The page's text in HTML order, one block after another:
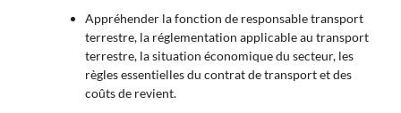
Appréhender la fonction de responsable transport
terrestre, la réglementation applicable au transport
terrestre, la situation économique du secteur, les
règles essentielles du contrat de transport et des
coûts de revient.